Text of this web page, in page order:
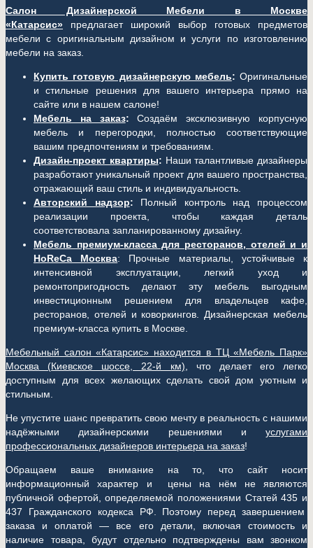
Салон Дизайнерской Мебели в Москве
«Катарсис»
предлагает широкий выбор готовых предметов
мебели с оригинальным дизайном и услуги по изготовлению
мебели на заказ.
Купить готовую дизайнерскую мебель: Оригинальные
и стильные решения для вашего интерьера прямо на
сайте или в нашем салоне!
Мебель на заказ: Создаём эксклюзивную корпусную
мебель и перегородки, полностью соответствующие
вашим предпочтениям и требованиям.
Дизайн-проект квартиры: Наши талантливые дизайнеры
разработают уникальный проект для вашего пространства,
отражающий ваш стиль и индивидуальность.
Авторский надзор: Полный контроль над процессом
реализации проекта, чтобы каждая деталь
соответствовала запланированному дизайну.
Мебель премиум-класса для ресторанов, отелей и и
HoReCa Москва: Прочные материалы, устойчивые к
интенсивной эксплуатации, легкий уход и
ремонтопригодность делают эту мебель выгодным
инвестиционным решением для владельцев кафе,
ресторанов, отелей и коворкингов. Дизайнерская мебель
премиум-класса купить в Москве.
Мебельный салон «Катарсис» находится в ТЦ «Мебель Парк»
Москва (Киевское шоссе, 22-й км) , что делает его легко
доступным для всех желающих сделать свой дом уютным и
стильным.
Не упустите шанс превратить свою мечту в реальность с нашими
надёжными дизайнерскими решениями и услугами
профессиональных дизайнеров интерьера на заказ!
Обращаем ваше внимание на то, что сайт носит
информационный характер и цены на нём не являются
публичной офертой, определяемой положениями Статей 435 и
437 Гражданского кодекса РФ. Поэтому перед завершением
заказа и оплатой — все его детали, включая стоимость и
наличие товара, будут отдельно подтверждены вам звонком